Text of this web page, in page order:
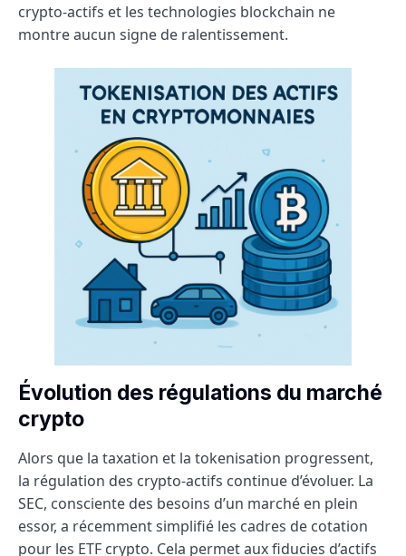
crypto-actifs et les technologies blockchain ne
montre aucun signe de ralentissement.
Évolution des régulations du marché
crypto
Alors que la taxation et la tokenisation progressent,
la régulation des crypto-actifs continue d’évoluer. La
SEC, consciente des besoins d’un marché en plein
essor, a récemment simplifié les cadres de cotation
pour les ETF crypto. Cela permet aux fiducies d’actifs